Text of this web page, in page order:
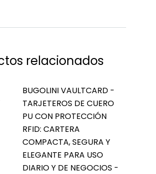
relacionados
BUGOLINI VAULTCARD -
TARJETEROS DE CUERO
PU CON PROTECCIÓN
RFID: CARTERA
COMPACTA, SEGURA Y
ELEGANTE PARA USO
DIARIO Y DE NEGOCIOS -